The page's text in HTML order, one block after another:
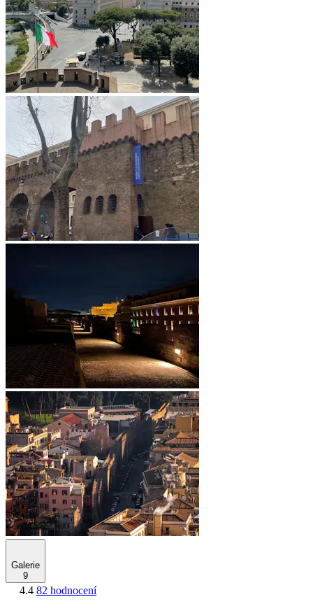
Galerie
9
4.4 82 hodnocení